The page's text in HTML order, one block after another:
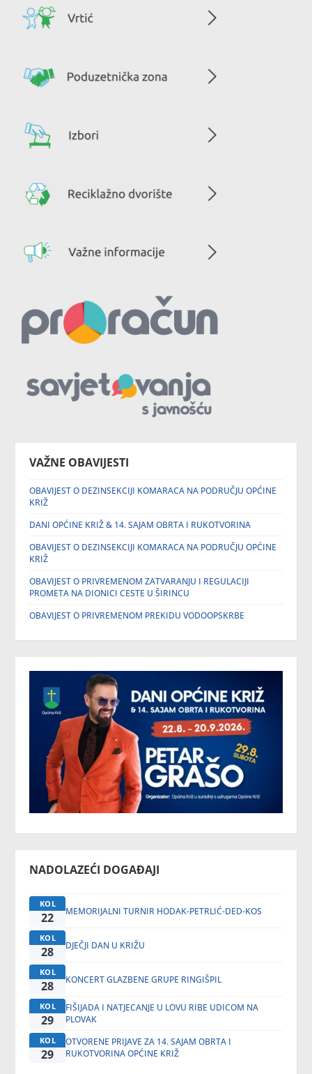
VAŽNE OBAVIJESTI
OBAVIJEST O DEZINSEKCIJI KOMARACA NA PODRUČJU OPĆINE
KRIŽ
DANI OPĆINE KRIŽ & 14. SAJAM OBRTA I RUKOTVORINA
OBAVIJEST O DEZINSEKCIJI KOMARACA NA PODRUČJU OPĆINE
KRIŽ
OBAVIJEST O PRIVREMENOM ZATVARANJU I REGULACIJI
PROMETA NA DIONICI CESTE U ŠIRINCU
OBAVIJEST O PRIVREMENOM PREKIDU VODOOPSKRBE
NADOLAZEĆI DOGAĐAJI
KOL
22 MEMORIJALNI TURNIR HODAK-PETRLIĆ-DED-KOS
KOL
28 DJEČJI DAN U KRIŽU
KOL
28 KONCERT GLAZBENE GRUPE RINGIŠPIL
KOL
29
FIŠIJADA I NATJECANJE U LOVU RIBE UDICOM NA
PLOVAK
KOL
29
OTVORENE PRIJAVE ZA 14. SAJAM OBRTA I
RUKOTVORINA OPĆINE KRIŽ